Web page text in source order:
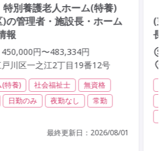
特別養護老人ホーム(特養)
の管理者・施設長・ホーム
報
450,000円〜483,334円
川区一之江2丁目19番12号
特養) 社会福祉士
無資格
日勤のみ 夜勤なし
常勤
最終更新日： 2026/08/01
(
長